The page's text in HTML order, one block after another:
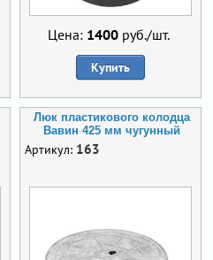
Цена: 1400руб./шт.
Купить
Люк пластикового колодца
Вавин 425 мм чугунный
Артикул: 163